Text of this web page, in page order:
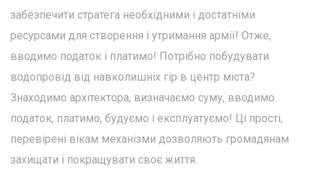
забезпечити стратега необхідними і достатніми
ресурсами для створення і утримання армії! Отже,
вводимо податок і платимо! Потрібно побудувати
водопровід від навколишніх гір в центр міста?
Знаходимо архітектора, визначаємо суму, вводимо
податок, платимо, будуємо і експлуатуємо! Ці прості,
перевірені вікам механізми дозволяють громадянам
захищати і покращувати своє життя.